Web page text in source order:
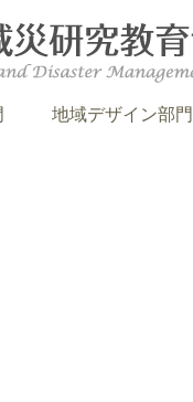
地域デザイン部門